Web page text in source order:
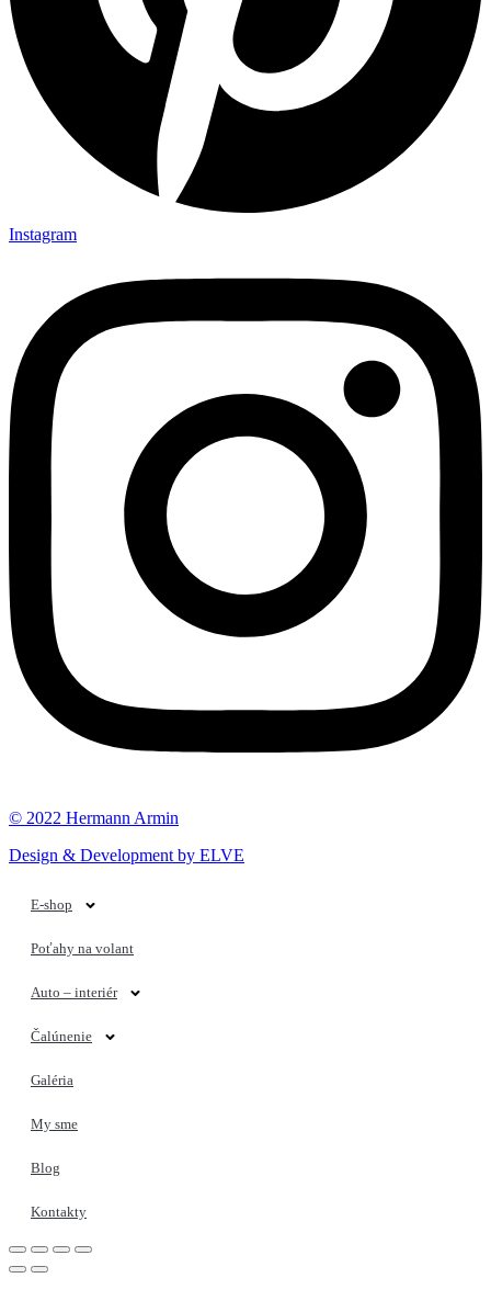
Instagram
© 2022 Hermann Armin
Design & Development by ELVE
E-shop
Poťahy na volant
Auto – interiér
Čalúnenie
Galéria
My sme
Blog
Kontakty